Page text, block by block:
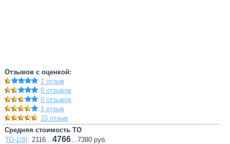
Отзывов с оценкой:
1 отзыв
0 отзывов
0 отзывов
1 отзыв
15 отзыв
Средняя стоимость ТО
ТО-1(8): 2116...4766...7380 руб.